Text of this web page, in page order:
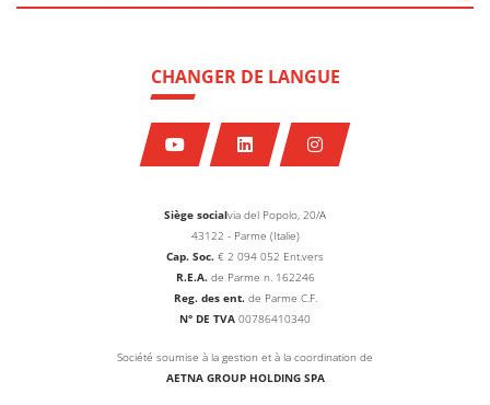
Siège socialvia del Popolo, 20/A
43122 - Parme (Italie)
Cap. Soc. € 2 094 052 Ent.vers
R.E.A.de Parme n. 162246
Reg. des ent.de Parme C.F.
N° DE TVA 00786410340
Société soumise à la gestion et à la coordination de
AETNA GROUP HOLDING SPA
CHANGER DE LANGUE